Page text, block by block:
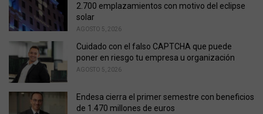
2.700 emplazamientos con motivo del eclipse
solar
AGOSTO 5, 2026
Cuidado con el falso CAPTCHA que puede
poner en riesgo tu empresa u organización
AGOSTO 5, 2026
Endesa cierra el primer semestre con beneficios
de 1.470 millones de euros